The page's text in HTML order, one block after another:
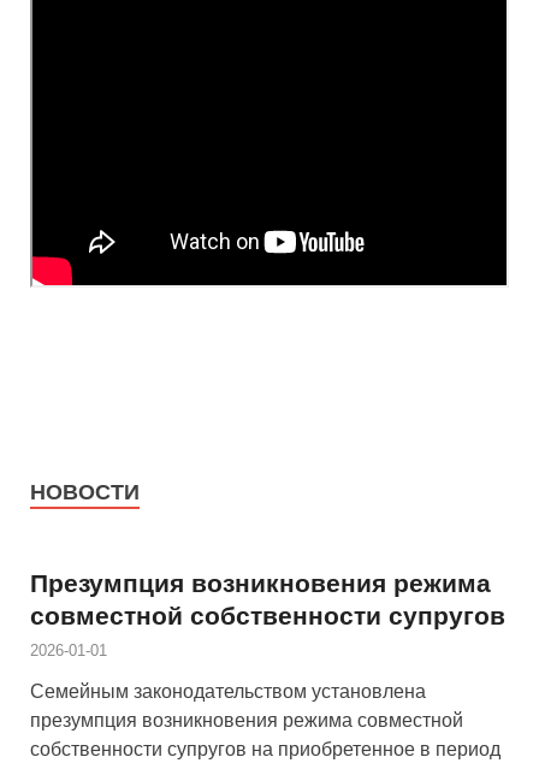
НОВОСТИ
Презумпция возникновения режима
совместной собственности супругов
2026-01-01
Семейным законодательством установлена
презумпция возникновения режима совместной
собственности супругов на приобретенное в период